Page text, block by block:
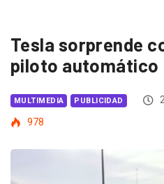
Tesla sorprende
piloto automático
MULTIMEDIA PUBLICIDAD
978